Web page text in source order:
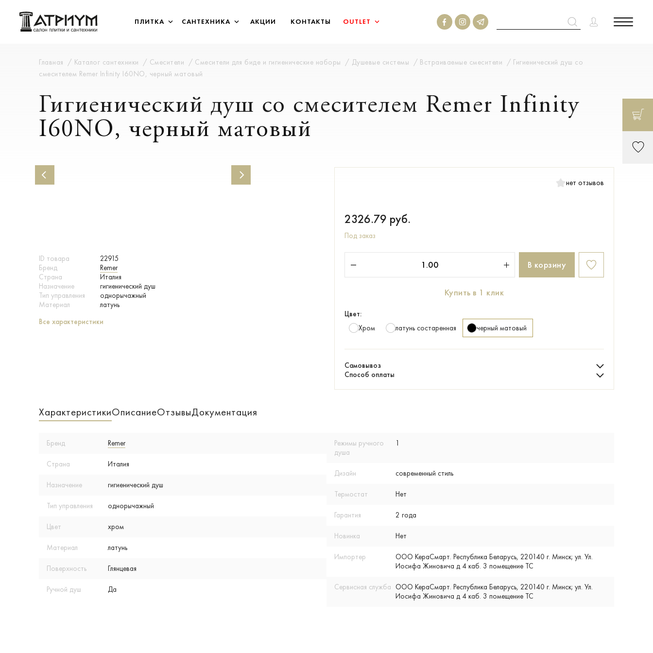
ПЛИТКА САНТЕХНИКА АКЦИИ КОНТАКТЫ OUTLET
Главная Каталог сантехники Смесители Смесители для биде и гигиенические наборы Душевые системы Встраиваемые смесители
Гигиенический душ со
смесителем Remer Infinity I60NO, черный матовый
Гигиенический душ со смесителем Remer Infinity
I60NO, черный матовый
ID товара
22915
Бренд
Remer
Страна
Италия
Назначение
гигиенический душ
Тип управления
однорычажный
Материал
латунь
Все характеристики
нет отзывов
2326.79 руб.
Под заказ
В корзину
Купить в 1 клик
Цвет:
Хром
латунь состаренная черный матовый
Самовывоз
Способ оплаты
ХарактеристикиОписаниеОтзывыДокументация
Бренд Remer
Страна Италия
Назначение гигиенический душ
Тип управления однорычажный
Цвет хром
Материал латунь
Поверхность Глянцевая
Ручной душ Да
Режимы ручного
душа
1
Дизайн современный стиль
Термостат Нет
Гарантия 2 года
Новинка Нет
Импортер
ООО КераСмарт. Республика Беларусь, 220140 г. Минск; ул. Ул.
Иосифа Жиновича д 4 каб. 3 помещение ТС
Сервисная служба ООО КераСмарт. Республика Беларусь, 220140 г. Минск; ул. Ул.
Иосифа Жиновича д 4 каб. 3 помещение ТС